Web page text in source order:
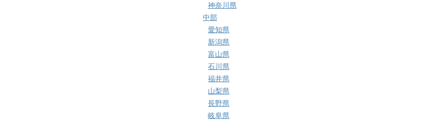
神奈川県
中部
愛知県
新潟県
富山県
石川県
福井県
山梨県
長野県
岐阜県